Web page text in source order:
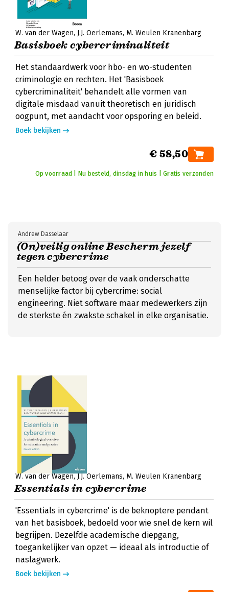
W. van der Wagen J.J. Oerlemans M. Weulen Kranenbarg
Basisboek cybercriminaliteit
Het standaardwerk voor hbo- en wo-studenten
criminologie en rechten. Het 'Basisboek
cybercriminaliteit' behandelt alle vormen van
digitale misdaad vanuit theoretisch en juridisch
oogpunt, met aandacht voor opsporing en beleid.
Boek bekijken
€ 58,50
Op voorraad | Nu besteld, dinsdag in huis | Gratis verzonden
(On)veilig online Bescherm jezelf
tegen cybercrime
Andrew Dasselaar
Een helder betoog over de vaak onderschatte
menselijke factor bij cybercrime: social
engineering. Niet software maar medewerkers zijn
de sterkste én zwakste schakel in elke organisatie.
W. van der Wagen J.J. Oerlemans M. Weulen Kranenbarg
Essentials in cybercrime
'Essentials in cybercrime' is de beknoptere pendant
van het basisboek, bedoeld voor wie snel de kern wil
begrijpen. Dezelfde academische diepgang,
toegankelijker van opzet — ideaal als introductie of
naslagwerk.
Boek bekijken